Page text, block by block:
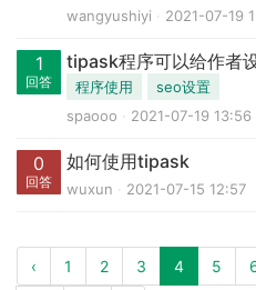
wangyushiyi 2021-07-19
1
回答
tipask程序可以给作者
程序使用
seo设置
spaooo
2021-07-19 13:56
0
回答
如何使用tipask
wuxun 2021-07-15 12:57
‹ 1 2 3 4 5